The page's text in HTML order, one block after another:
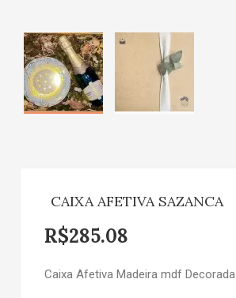
CAIXA AFETIVA SAZANCA
R$285.08
Caixa Afetiva Madeira mdf Decorada